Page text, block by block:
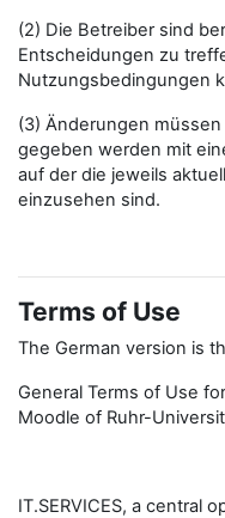
(2) Die Betreiber sind
Entscheidungen zu
Nutzungsbedingungen
(3) Änderungen
gegeben werden mit
auf der die jeweils
einzusehen sind.
Terms of Use
The German version is
General Terms of Use
Moodle of Ruhr-
IT.SERVICES, a central